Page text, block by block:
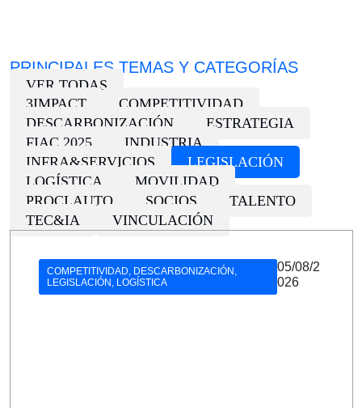
PRINCIPALES TEMAS Y CATEGORÍAS
VER TODAS
3IMPACT
COMPETITIVIDAD
DESCARBONIZACIÓN
ESTRATEGIA
FIAC 2025
INDUSTRIA
INFRA&SERVICIOS
LEGISLACIÓN
LOGÍSTICA
MOVILIDAD
PROCLAUTO
SOCIOS
TALENTO
TEC&IA
VINCULACIÓN
COMPETITIVIDAD DESCARBONIZACIÓN
LEGISLACIÓN LOGÍSTICA
05/08/2
026